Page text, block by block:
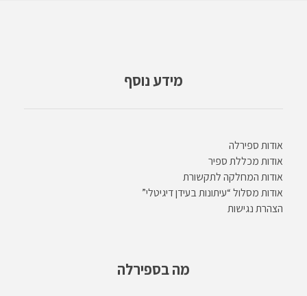
מידע נוסף
אודות ספירלה
אודות מכללת ספיר
אודות המחלקה לתקשורת
אודות מסלול “עיתונות בעידן דיגיטלי”
הצהרת נגישות
מה בספירלה